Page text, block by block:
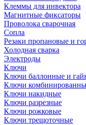
Клеммы для инвектора
Магнитные фиксаторы
Проволока сварочная
Сопла
Резаки пропановые и
Холодная сварка
Электроды
Ключи
Ключи баллонные и
Ключи
Ключи накидные
Ключи разрезные
Ключи рожковые
Ключи трещоточные